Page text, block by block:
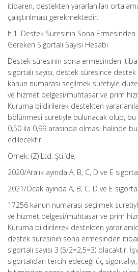
itibaren, destekten yararlanılan
çalıştırılması gerekmektedir.
h.1. Destek Süresinin Sona Ermesinden
Gereken Sigortalı Sayısı Hesabı
Destek süresinin sona ermesinden
sigortalı sayısı, destek süresince
kanun numarası seçilmek suretiyle
ve hizmet belgesi/muhtasar ve prim
Kuruma bildirilerek destekten
bölünmesi suretiyle bulunacak olup, bu
0,50 ila 0,99 arasında olması halinde
edilecektir.
Örnek: (Z) Ltd. Şti.’de;
2020/Aralık ayında A, B, C, D ve E
2021/Ocak ayında A, B, C, D ve E
17256 kanun numarası seçilmek
ve hizmet belgesi/muhtasar ve prim
Kuruma bildirilerek destekten
destek süresinin sona ermesinden
sigortalı sayısı 3 (5/2=2,5=3) olacaktır.
sigortalıdan tercih edeceği üç